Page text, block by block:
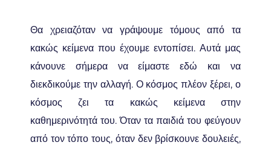
Θα χρειαζόταν να γράψουμε τόμους από τα
κακώς κείμενα που έχουμε εντοπίσει. Αυτά μας
κάνουνε σήμερα να είμαστε εδώ και να
διεκδικούμε την αλλαγή. Ο κόσμος πλέον ξέρει, ο
κόσμος ζει τα κακώς κείμενα στην
καθημερινότητά του. Όταν τα παιδιά του φεύγουν
από τον τόπο τους, όταν δεν βρίσκουνε δουλειές,